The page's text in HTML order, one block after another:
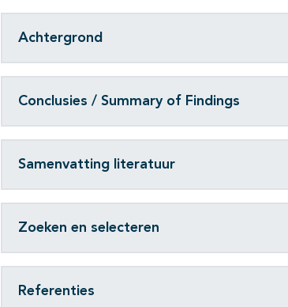
Achtergrond
Conclusies / Summary of Findings
Samenvatting literatuur
Zoeken en selecteren
Referenties